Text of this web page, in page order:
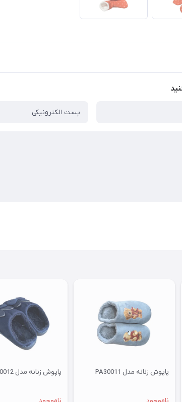
پاپوش زنانه مدل PA30011 پاپوش زنانه مدل PA30012